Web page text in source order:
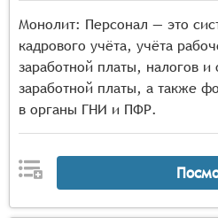
Монолит: Персонал — это
кадрового учёта, учёта
заработной платы, налогов и
заработной платы, а также
в органы ГНИ и ПФР.